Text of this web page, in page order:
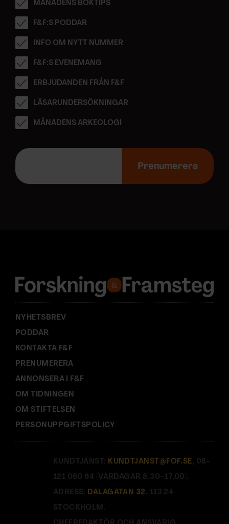
MÅNADENS BOKTIPS
F&F:S PODDAR
INFO OM NYTT NUMMER
F&F:S EVENEMANG
ERBJUDANDEN FRÅN F&F
LÄSARUNDERSÖKNINGAR
MÅNADENS ARKEOLOGI
E
p
s
:
Prenumerera
NYHETSBREV
PODDAR
KONTAKTA F&F
PRENUMERERA
ANNONSERA I F&F
OM TIDNINGEN
OM STIFTELSEN
PERSONUPPGIFTSPOLICY
KUNDTJÄNST: KUNDTJANST@FOF.SE , 08-
121 060 64 (VARDAGAR 8.30–17.00).
ADRESS: DALAGATAN 32 , 113 24
STOCKHOLM.